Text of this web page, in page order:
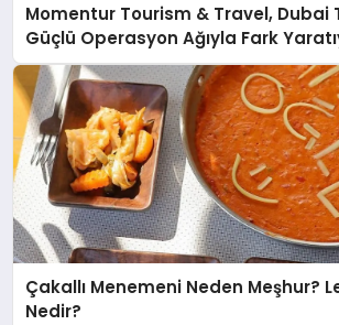
Momentur Tourism & Travel, Dubai
Güçlü Operasyon Ağıyla Fark
Çakallı Menemeni Neden Meşhur?
Nedir?